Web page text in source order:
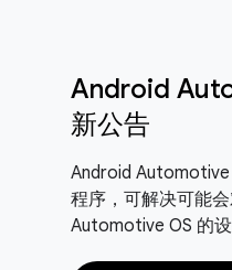
Android
新公告
Android
程序，可解决可能
Automotive OS 的